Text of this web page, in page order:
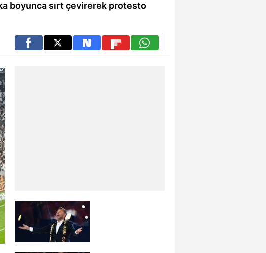
boyunca sırt çevirerek protesto